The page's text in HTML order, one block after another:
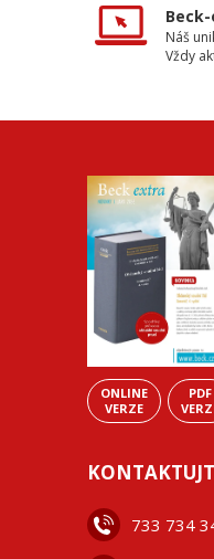
Náš
Vždy
ONLINE
VERZE
PDF
733 734